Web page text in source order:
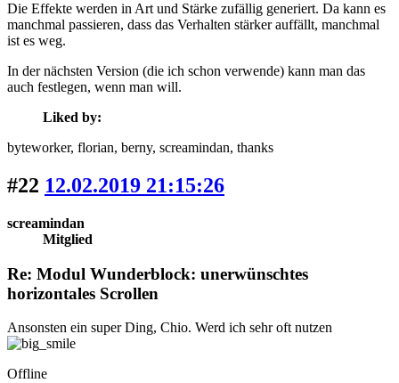
Die Effekte werden in Art und Stärke zufällig generiert. Da kann es
manchmal passieren, dass das Verhalten stärker auffällt, manchmal
ist es weg.
In der nächsten Version (die ich schon verwende) kann man das
auch festlegen, wenn man will.
Liked by:
byteworker, florian, berny, screamindan, thanks
#22 12.02.2019 21:15:26
screamindan
Mitglied
Re: Modul Wunderblock: unerwünschtes
horizontales Scrollen
Ansonsten ein super Ding, Chio. Werd ich sehr oft nutzen
Offline